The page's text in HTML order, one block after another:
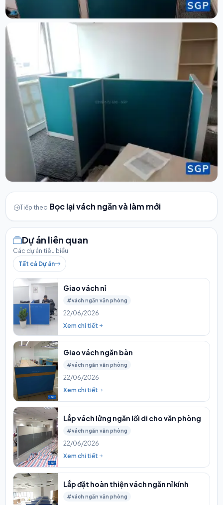
Tiếp theo Bọc lại vách ngăn và làm mới
Dự án liên quan
Các dự án tiêu biểu
Tất cả Dự án
Giao vách nỉ
#vách ngăn văn phòng
22/06/2026
Xem chi tiết
Giao vách ngăn bàn
#vách ngăn văn phòng
22/06/2026
Xem chi tiết
Lắp vách lửng ngăn lối di cho văn phòng
#vách ngăn văn phòng
22/06/2026
Xem chi tiết
Lắp đặt hoàn thiện vách ngăn nỉ kính
#vách ngăn văn phòng